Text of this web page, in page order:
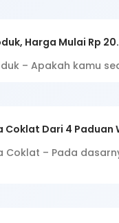
Harga Mulai Rp
– Apakah kamu
Dari 4 Paduan
Coklat – Pada